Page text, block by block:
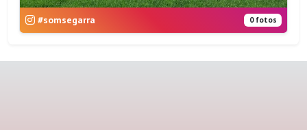
#somsegarra 0 fotos